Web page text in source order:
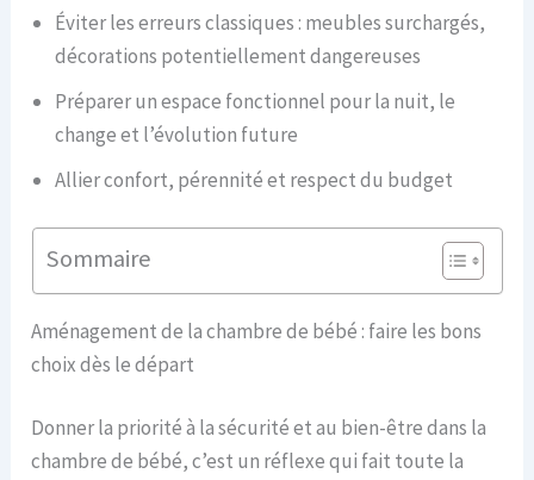
Éviter les erreurs classiques : meubles surchargés,
décorations potentiellement dangereuses
Préparer un espace fonctionnel pour la nuit, le
change et l’évolution future
Allier confort, pérennité et respect du budget
Sommaire
Aménagement de la chambre de bébé : faire les bons
choix dès le départ
Donner la priorité à la sécurité et au bien-être dans la
chambre de bébé, c’est un réflexe qui fait toute la